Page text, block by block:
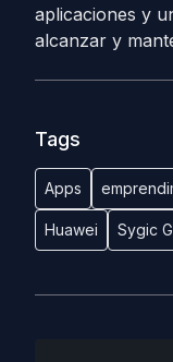
aplicaciones y
alcanzar y
Tags
Apps
Huawei Sygic